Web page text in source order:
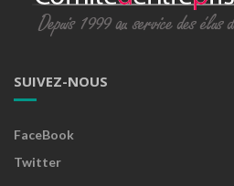
SUIVEZ-NOUS
FaceBook
Twitter